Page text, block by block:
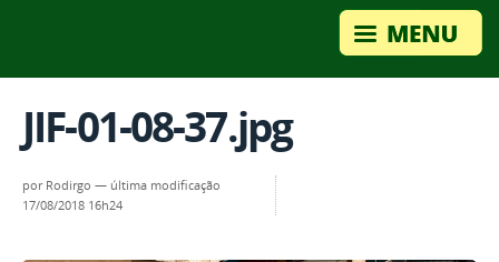
JIF-01-08-37.jpg
por Rodirgo — última modificação
17/08/2018 16h24